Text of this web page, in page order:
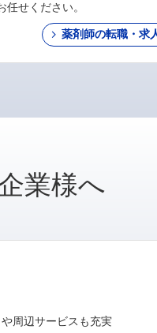
任せください。
薬剤師の転職・求
業様へ
周辺サービスも充実